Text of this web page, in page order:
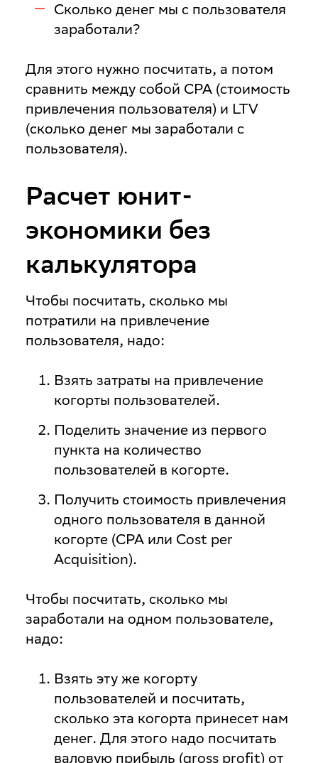
Сколько денег мы с пользователя
заработали?
Для этого нужно посчитать, а потом
сравнить между собой CPA (стоимость
привлечения пользователя) и LTV
(сколько денег мы заработали с
пользователя).
Расчет юнит-
экономики без
калькулятора
Чтобы посчитать, сколько мы
потратили на привлечение
пользователя, надо:
Взять затраты на привлечение
когорты пользователей.
Поделить значение из первого
пункта на количество
пользователей в когорте.
Получить стоимость привлечения
одного пользователя в данной
когорте (CPA или Cost per
Acquisition).
Чтобы посчитать, сколько мы
заработали на одном пользователе,
надо:
Взять эту же когорту
пользователей и посчитать,
сколько эта когорта принесет нам
денег. Для этого надо посчитать
валовую прибыль (gross profit) от